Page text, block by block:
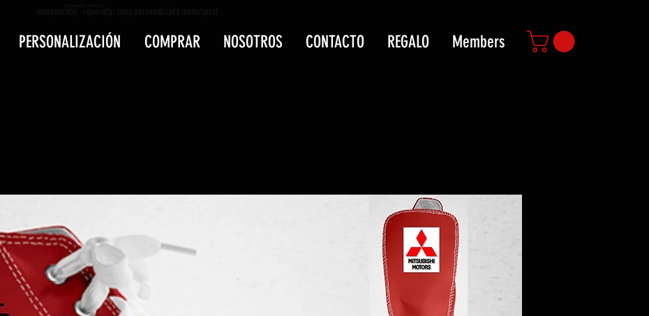
PERSONALIZACIÓN COMPRAR NOSOTROS CONTACTO REGALO Members